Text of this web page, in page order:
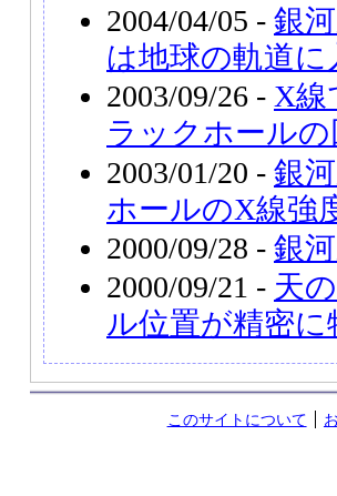
2004/04/05 - 銀
は地球の軌道
2003/09/26 - X線
ラックホールの
2003/01/20 - 銀
ホールのX線強
2000/09/28 - 銀
2000/09/21 - 天
ル位置が精密に
このサイトについて